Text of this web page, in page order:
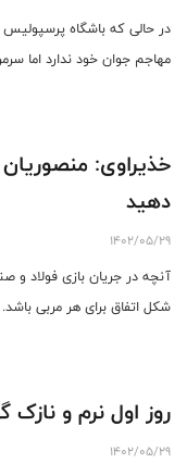
در حالی که باشگاه
مهاجم جوان خود ندارد اما
خذیراوی:
دهید
1402/05/29
آنچه در جریان بازی فولاد و
شکل اتفاق برای هر مربی باشد.
روز اول نرم و
1402/05/29